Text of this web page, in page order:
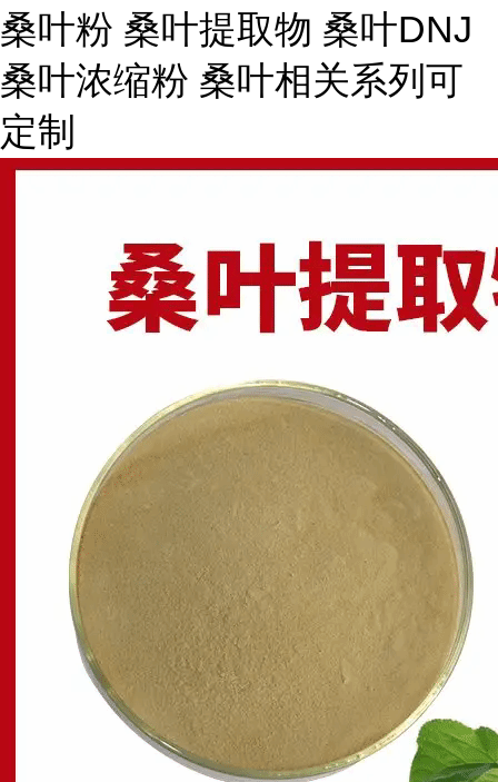
桑叶粉 桑叶提取物 桑叶DNJ
桑叶浓缩粉 桑叶相关系列可
定制